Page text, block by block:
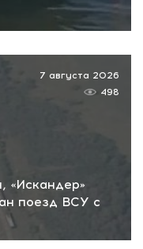
«Искандер»
поезд ВСУ с
7 августа 2026
498